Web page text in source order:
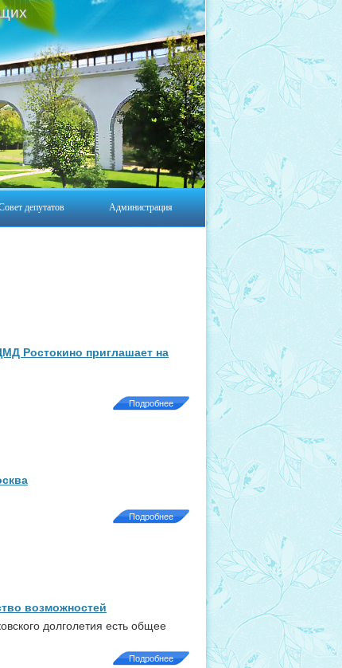
депутатов Администрация
Ростокино приглашает на
Подробнее
Подробнее
возможностей
долголетия есть общее
Подробнее